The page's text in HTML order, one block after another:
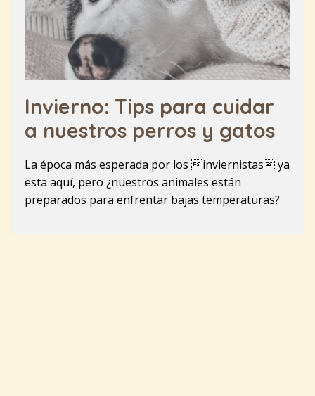
Invierno: Tips para cuidar
a nuestros perros y gatos
La época más esperada por los inviernistas ya
esta aquí, pero ¿nuestros animales están
preparados para enfrentar bajas temperaturas?